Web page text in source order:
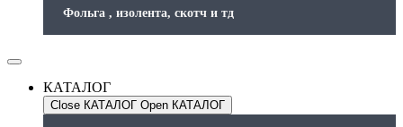
Фольга , изолента, скотч и тд
КАТАЛОГ
Close КАТАЛОГ Open КАТАЛОГ